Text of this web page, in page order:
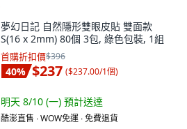
夢幻日記 自然隱形雙眼皮貼 雙面款
S(16 x 2mm) 80個 3包, 綠色包裝, 1組
首購折扣價$396
40% $237 ($237.00/1個)
明天 8/10 (一) 預計送達
酷澎直售 ∙ WOW免運 ∙ 免費退貨